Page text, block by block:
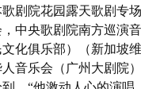
剧院花园露天歌剧专
中央歌剧院南方巡演
文化俱乐部）（新加坡
人音乐会（广州大剧院